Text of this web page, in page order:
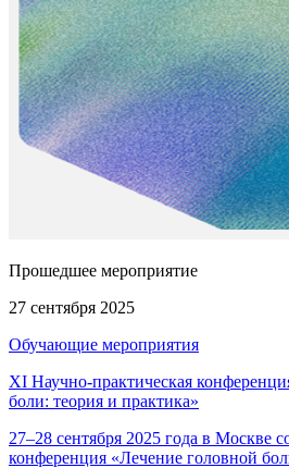
Прошедшее мероприятие
27 сентября 2025
Обучающие мероприятия
XI Научно-практическая
боли: теория и практика»
27–28 сентября 2025 года в Москве
конференция «Лечение головной